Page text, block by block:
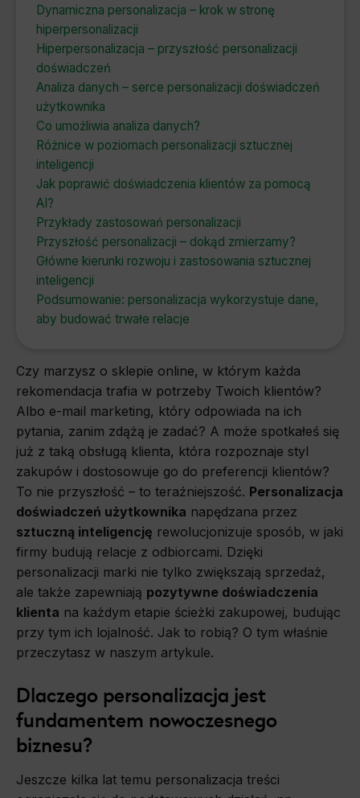
Dynamiczna personalizacja – krok w stronę
hiperpersonalizacji
Hiperpersonalizacja – przyszłość personalizacji
doświadczeń
Analiza danych – serce personalizacji doświadczeń
użytkownika
Co umożliwia analiza danych?
Różnice w poziomach personalizacji sztucznej
inteligencji
Jak poprawić doświadczenia klientów za pomocą
AI?
Przykłady zastosowań personalizacji
Przyszłość personalizacji – dokąd zmierzamy?
Główne kierunki rozwoju i zastosowania sztucznej
inteligencji
Podsumowanie: personalizacja wykorzystuje dane,
aby budować trwałe relacje
Czy marzysz o sklepie online, w którym każda
rekomendacja trafia w potrzeby Twoich klientów?
Albo e-mail marketing, który odpowiada na ich
pytania, zanim zdążą je zadać? A może spotkałeś się
już z taką obsługą klienta, która rozpoznaje styl
zakupów i dostosowuje go do preferencji klientów?
To nie przyszłość – to teraźniejszość. Personalizacja
doświadczeń użytkownika napędzana przez
sztuczną inteligencję rewolucjonizuje sposób, w jaki
firmy budują relacje z odbiorcami. Dzięki
personalizacji marki nie tylko zwiększają sprzedaż,
ale także zapewniają pozytywne doświadczenia
klienta na każdym etapie ścieżki zakupowej, budując
przy tym ich lojalność. Jak to robią? O tym właśnie
przeczytasz w naszym artykule.
Dlaczego personalizacja jest
fundamentem nowoczesnego
biznesu?
Jeszcze kilka lat temu personalizacja treści